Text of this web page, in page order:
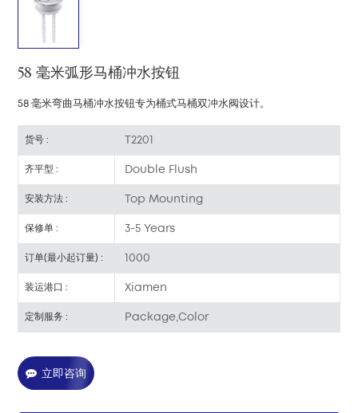
58 毫米弧形马桶冲水按钮
58 毫米弯曲马桶冲水按钮专为桶式马桶双冲水阀设计。
货号 : T2201
齐平型 : Double Flush
安装方法 : Top Mounting
保修单 : 3-5 Years
订单(最小起订量) : 1000
装运港口 : Xiamen
定制服务 : Package,Color
立即咨询